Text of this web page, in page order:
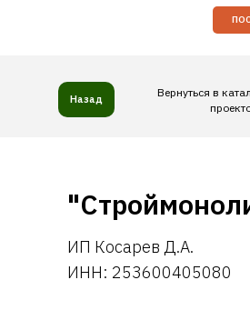
Вернуться в
Назад
ИП Косарев Д.А.
ИНН: 253600405080